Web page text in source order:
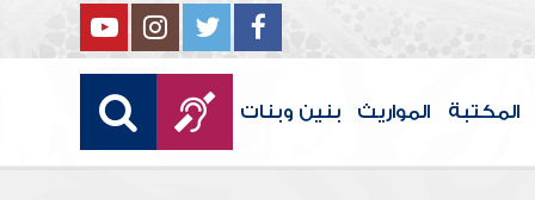
المكتبة المواريث بنين وبنات